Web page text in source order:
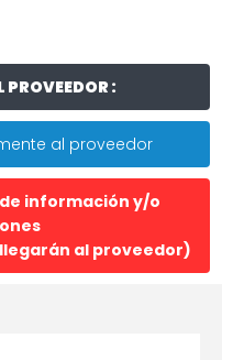
:
al proveedor
de información y/o
al proveedor)